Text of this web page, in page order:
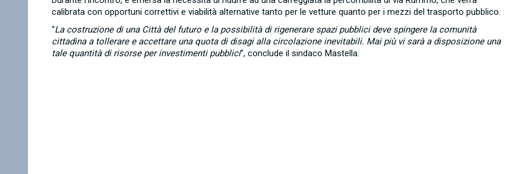
calibrata con opportuni correttivi e viabilità alternative tanto per le vetture quanto per i mezzi del trasporto pubblico.
“La costruzione di una Città del futuro e la possibilità di rigenerare spazi pubblici deve spingere la comunità
cittadina a tollerare e accettare una quota di disagi alla circolazione inevitabili. Mai più vi sarà a disposizione una
tale quantità di risorse per investimenti pubblici”, conclude il sindaco Mastella.